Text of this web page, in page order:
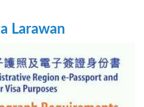
Larawan